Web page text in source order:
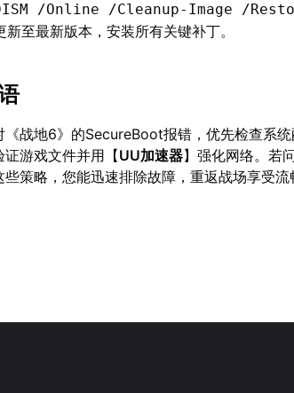
/Online /Cleanup-Image /
新至最新版本，安装所有关键补丁。
《战地6》的SecureBoot报错，优先检查系
证游戏文件并用【UU加速器】强化网络。若
些策略，您能迅速排除故障，重返战场享受流